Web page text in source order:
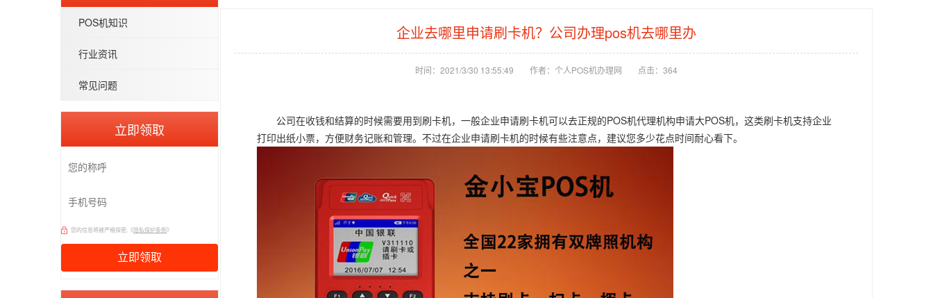
POS机知识
行业资讯
常见问题
立即领取
您的信息将被严格保密,《隐私保护条例》
企业去哪里申请刷卡机？公司办理pos机去哪里办
时间：2021/3/30 13:55:49 作者：个人POS机办理网 点击： 364
公司在收钱和结算的时候需要用到刷卡机，一般企业申请刷卡机可以去正规的POS机代理机构申请大POS机，这类刷卡机支持企业
打印出纸小票，方便财务记账和管理。不过在企业申请刷卡机的时候有些注意点，建议您多少花点时间耐心看下。